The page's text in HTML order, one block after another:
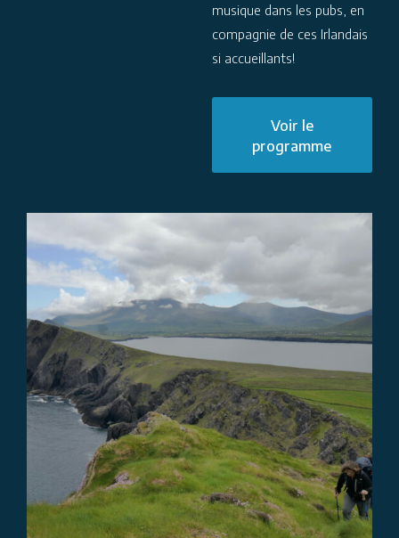
musique dans les pubs, en
compagnie de ces Irlandais
si accueillants!
Voir le
programme